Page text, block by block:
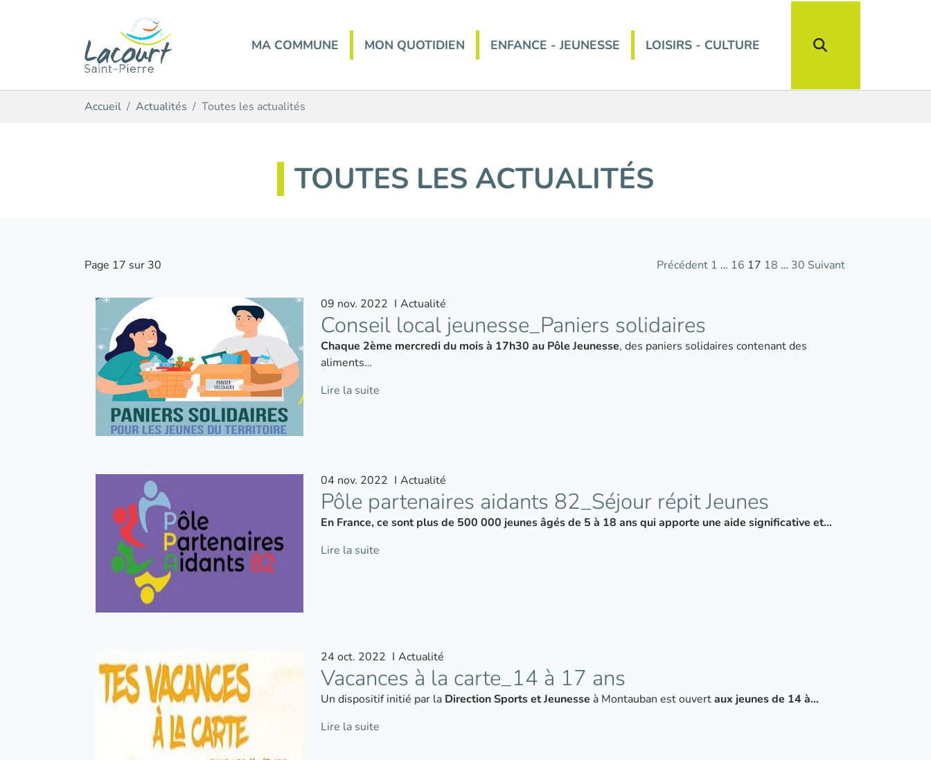
MA COMMUNE MON QUOTIDIEN ENFANCE - JEUNESSE LOISIRS - CULTURE
Accueil Actualités Toutes les actualités
TOUTES LES ACTUALITÉS
Page 17 sur 30 Précédent 1 … 16 17 18 … 30 Suivant
09 nov. 2022 I Actualité
Conseil local jeunesse_Paniers solidaires
Chaque 2ème mercredi du mois à 17h30 au Pôle Jeunesse, des paniers solidaires contenant des
aliments…
Lire la suite
04 nov. 2022 I Actualité
Pôle partenaires aidants 82_Séjour répit Jeunes
En France, ce sont plus de 500 000 jeunes âgés de 5 à 18 ans qui apporte une aide significative et…
Lire la suite
24 oct. 2022 I Actualité
Vacances à la carte_14 à 17 ans
Un dispositif initié par la Direction Sports et Jeunesse à Montauban est ouvertaux jeunes de 14 à…
Lire la suite